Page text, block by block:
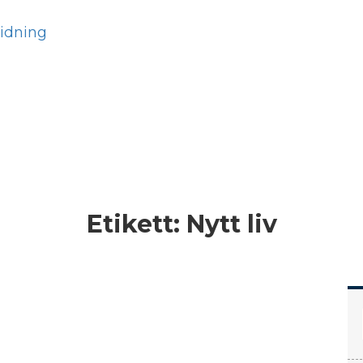
Etikett: Nytt liv